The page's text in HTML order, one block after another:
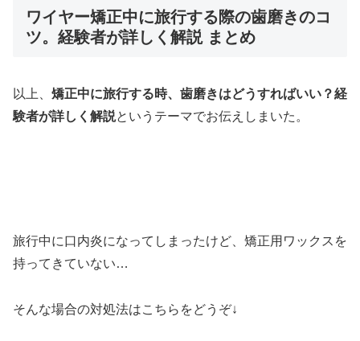
ワイヤー矯正中に旅行する際の歯磨きのコ
ツ。経験者が詳しく解説 まとめ
以上、 矯正中に旅行する時、歯磨きはどうすればいい？経
験者が詳しく解説というテーマでお伝えしまいた。
旅行中に口内炎になってしまったけど、矯正用ワックスを
持ってきていない…
そんな場合の対処法はこちらをどうぞ↓